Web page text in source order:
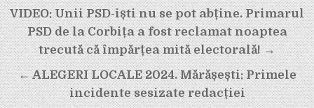
Navigare
în
articole
VIDEO: Unii PSD-iști nu se pot abține. Primarul
PSD de la Corbița a fost reclamat noaptea
trecută că împărțea mită electorală! →
← ALEGERI LOCALE 2024. Mărășești: Primele
incidente sesizate redacției